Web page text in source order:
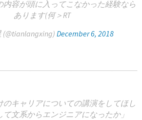
内容が頭に入ってこなかった経験なら
あります(何＞RT
December 6, 2018
のキャリアについての講演をしてほし
て文系からエンジニアになったか」